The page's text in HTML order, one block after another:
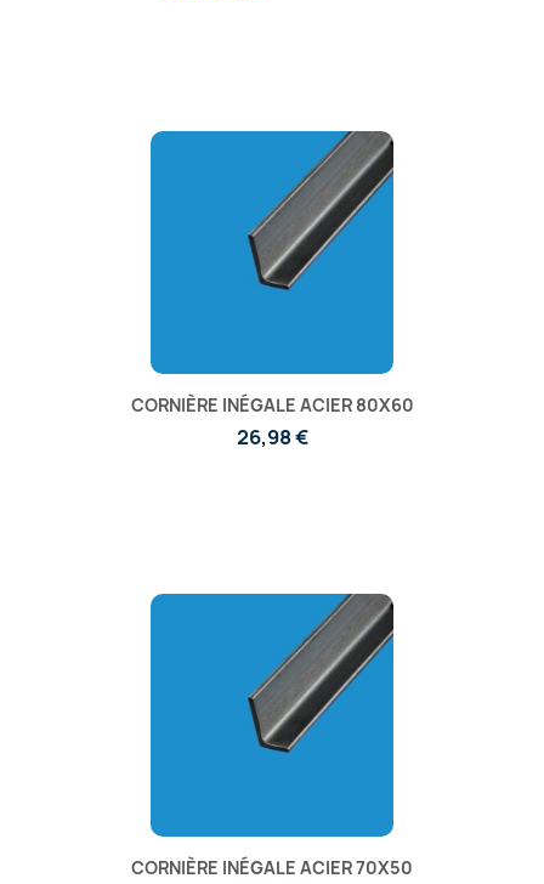
CORNIÈRE INÉGALE ACIER 80X60
26,98 €
CORNIÈRE INÉGALE ACIER 70X50